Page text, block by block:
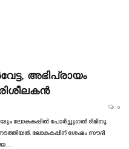
അഭിപ്രായം
0
ലോകകപ്പിൽ പോർച്ചുഗൽ ടീമിനു
ലോകകപ്പിന് ശേഷം സൗദി
…